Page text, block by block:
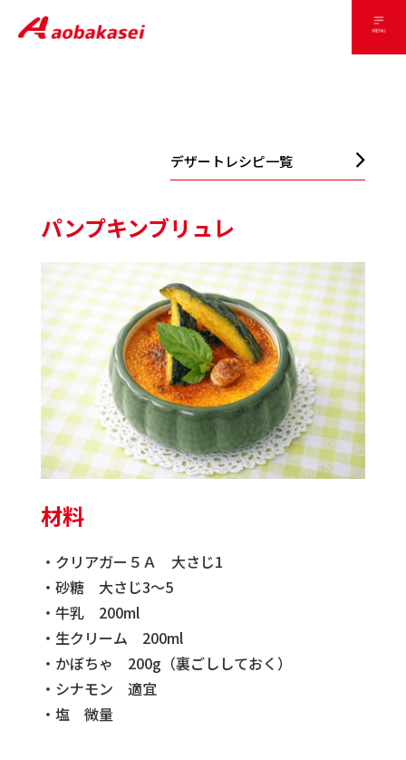
デザートレシピ一覧
パンプキンブリュレ
材料
・クリアガー５Ａ 大さじ1
・砂糖 大さじ3～5
・牛乳 200ml
・生クリーム 200ml
・かぼちゃ 200g（裏ごししておく）
・シナモン 適宜
・塩 微量